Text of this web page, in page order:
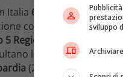
Italia 669.935 dosi di
con più di 60 anni
5 Regioni hanno invece
la
Toscana(2,7%); l’
(2,1%). Le regioni in
sviluppo